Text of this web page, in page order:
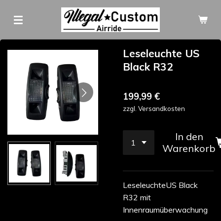
Hauptinhalt
Leseleuchte US
Black R32
199,99 €
zzgl. Versandkosten
In den
Warenkorb
LeseleuchteUS Black
R32 mit
Innenraumüberwachung